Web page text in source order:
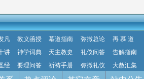
凡 教义函授 慕道指南 弥撒总论 再 慕 道
讲 神学词典 天主教史 礼仪问答 告解指南
经 要理问答 祈祷手册 弥撒礼仪 大赦汇集